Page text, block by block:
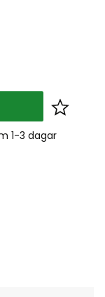
Lägg
1-3 dagar